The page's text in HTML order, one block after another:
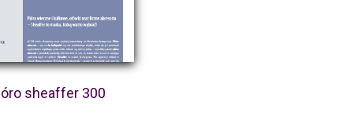
sheaffer 300